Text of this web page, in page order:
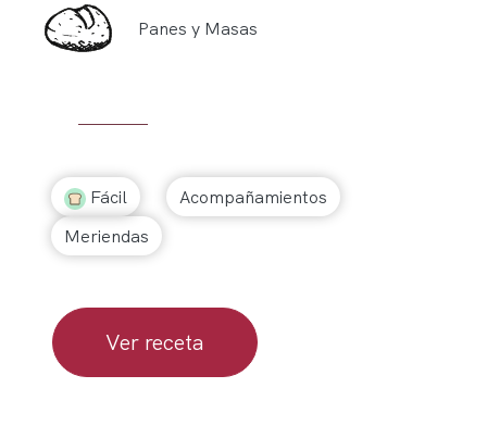
Panes y Masas
Fácil
Acompañamientos
Meriendas
Ver receta